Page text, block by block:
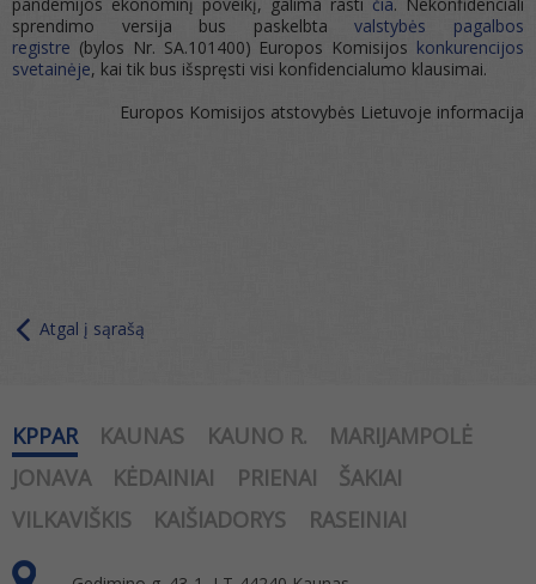
pandemijos ekonominį poveikį, galima rasti čia. Nekonfidenciali
sprendimo versija bus paskelbtavalstybės pagalbos
registre (bylos Nr. SA.101400) Europos Komisijos konkurencijos
svetainėje, kai tik bus išspręsti visi konfidencialumo klausimai.
Europos Komisijos atstovybės Lietuvoje informacija
Atgal į sąrašą
KPPAR KAUNAS KAUNO R.
MARIJAMPOLĖ
JONAVA
KĖDAINIAI PRIENAI
ŠAKIAI
VILKAVIŠKIS
KAIŠIADORYS RASEINIAI